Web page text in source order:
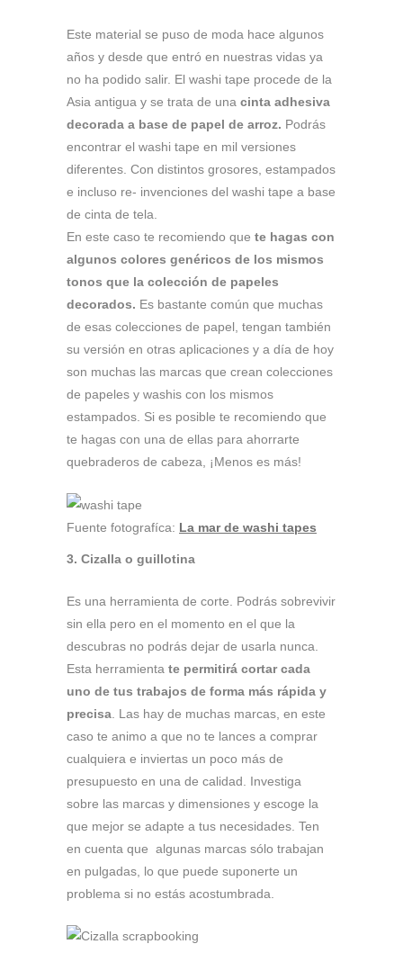
Este material se puso de moda hace algunos
años y desde que entró en nuestras vidas ya
no ha podido salir. El washi tape procede de la
Asia antigua y se trata de una cinta adhesiva
decorada a base de papel de arroz. Podrás
encontrar el washi tape en mil versiones
diferentes. Con distintos grosores, estampados
e incluso re- invenciones del washi tape a base
de cinta de tela.
En este caso te recomiendo que te hagas con
algunos colores genéricos de los mismos
tonos que la colección de papeles
decorados. Es bastante común que muchas
de esas colecciones de papel, tengan también
su versión en otras aplicaciones y a día de hoy
son muchas las marcas que crean colecciones
de papeles y washis con los mismos
estampados. Si es posible te recomiendo que
te hagas con una de ellas para ahorrarte
quebraderos de cabeza, ¡Menos es más!
Fuente fotografíca: La mar de washi tapes
3. Cizalla o guillotina
Es una herramienta de corte. Podrás sobrevivir
sin ella pero en el momento en el que la
descubras no podrás dejar de usarla nunca.
Esta herramienta te permitirá cortar cada
uno de tus trabajos de forma más rápida y
precisa . Las hay de muchas marcas, en este
caso te animo a que no te lances a comprar
cualquiera e inviertas un poco más de
presupuesto en una de calidad. Investiga
sobre las marcas y dimensiones y escoge la
que mejor se adapte a tus necesidades. Ten
en cuenta que algunas marcas sólo trabajan
en pulgadas, lo que puede suponerte un
problema si no estás acostumbrada.